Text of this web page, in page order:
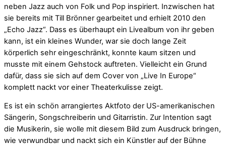
neben Jazz auch von Folk und Pop inspiriert. Inzwischen hat
sie bereits mit Till Brönner gearbeitet und erhielt 2010 den
„Echo Jazz“. Dass es überhaupt ein Livealbum von ihr geben
kann, ist ein kleines Wunder, war sie doch lange Zeit
körperlich sehr eingeschränkt, konnte kaum sitzen und
musste mit einem Gehstock auftreten. Vielleicht ein Grund
dafür, dass sie sich auf dem Cover von „Live In Europe“
komplett nackt vor einer Theaterkulisse zeigt.
Es ist ein schön arrangiertes Aktfoto der US-amerikanischen
Sängerin, Songschreiberin und Gitarristin. Zur Intention sagt
die Musikerin, sie wolle mit diesem Bild zum Ausdruck bringen,
wie verwundbar und nackt sich ein Künstler auf der Bühne